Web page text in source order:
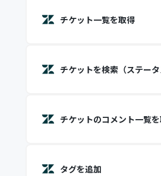
チケット一覧を取得
チケットを検索（ステータ
チケットのコメント一覧
タグを追加